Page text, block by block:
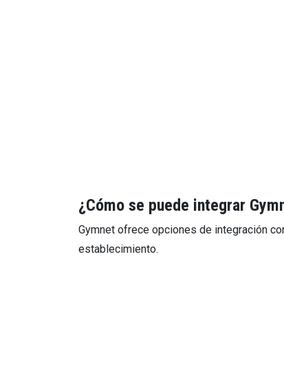
¿Cómo se puede integrar
Gymnet ofrece opciones de integración
establecimiento.